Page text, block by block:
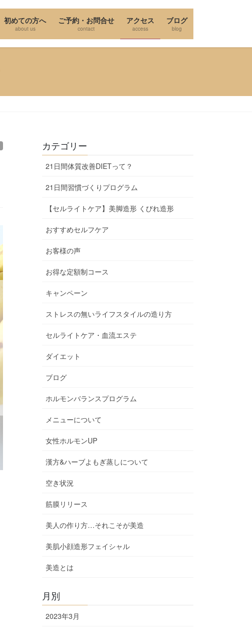
初めての方へ
about us
ご予約・お問合せ
contact
アクセス
access
ブログ
blog
カテゴリー
21日間体質改善DIETって？
21日間習慣づくりプログラム
【セルライトケア】美脚造形 くびれ造形
おすすめセルフケア
お客様の声
お得な定額制コース
キャンペーン
ストレスの無いライフスタイルの造り方
セルライトケア・血流エステ
ダイエット
ブログ
ホルモンバランスプログラム
メニューについて
女性ホルモンUP
漢方&ハーブよもぎ蒸しについて
空き状況
筋膜リリース
美人の作り方…それこそが美造
美肌小顔造形フェイシャル
美造とは
月別
2023年3月